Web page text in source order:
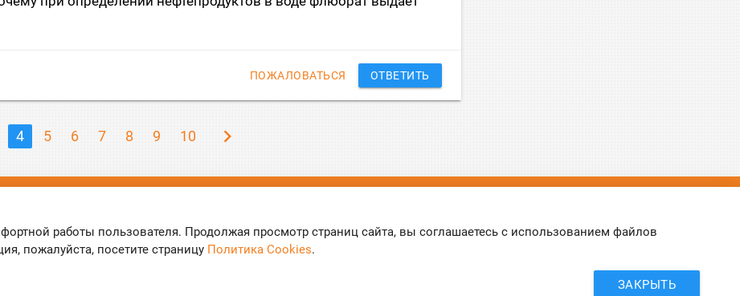
ОТВЕТИТЬ
ПОЖАЛОВАТЬСЯ
4 5 6 7 8 9 10 chevron_right
Этот сайт использует cookies
. Вы можете указать условия
работы пользователя. Продолжая просмотр страниц сайта, вы соглашаетесь с использованием файлов
пожалуйста, посетите страницу Политика Cookies.
ЗАКРЫТЬ